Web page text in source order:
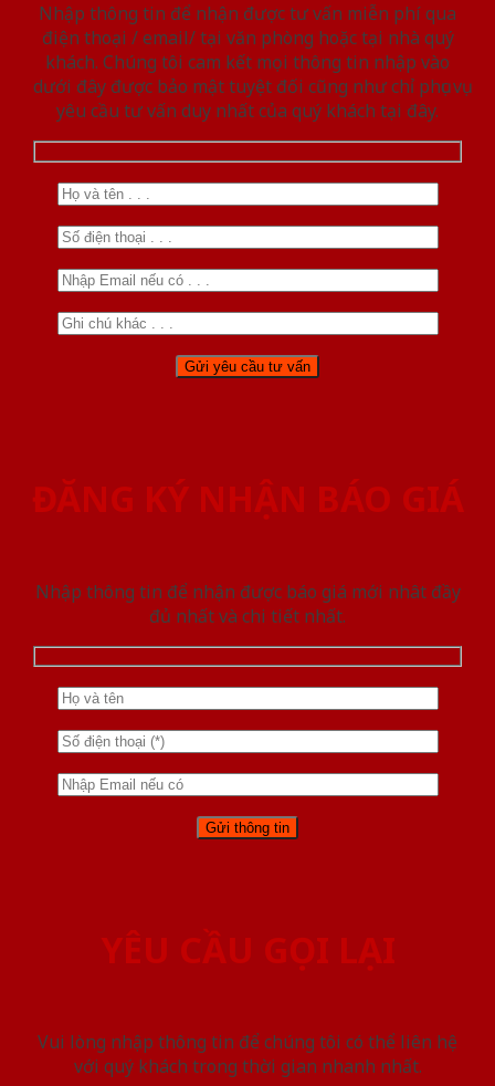
Nhập thông tin để nhận được tư vấn miễn phí qua
điện thoại / email/ tại văn phòng hoặc tại nhà quý
khách. Chúng tôi cam kết mọi thông tin nhập vào
dưới đây được bảo mật tuyệt đối cũng như chỉ phục vụ
yêu cầu tư vấn duy nhất của quý khách tại đây.
ĐĂNG KÝ NHẬN BÁO GIÁ
Nhập thông tin để nhận được báo giá mới nhât đầy
đủ nhất và chi tiết nhất.
YÊU CẦU GỌI LẠI
Vui lòng nhập thông tin để chúng tôi có thể liên hệ
với quý khách trong thời gian nhanh nhất.